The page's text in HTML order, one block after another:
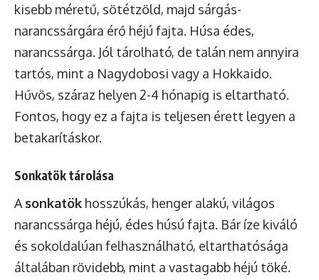
kisebb méretű, sötétzöld, majd sárgás-
narancssárgára érő héjú fajta. Húsa édes,
narancssárga. Jól tárolható, de talán nem annyira
tartós, mint a Nagydobosi vagy a Hokkaido.
Hűvös, száraz helyen 2-4 hónapig is eltartható.
Fontos, hogy ez a fajta is teljesen érett legyen a
betakarításkor.
Sonkatök tárolása
A sonkatök hosszúkás, henger alakú, világos
narancssárga héjú, édes húsú fajta. Bár íze kiváló
és sokoldalúan felhasználható, eltarthatósága
általában rövidebb, mint a vastagabb héjú töké.